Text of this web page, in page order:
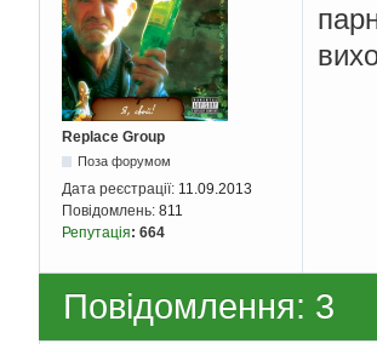
Replace Group
Поза форумом
Дата реєстрації: 11.09.2013
Повідомлень: 811
Репутація: 664
Повідомлення: 3